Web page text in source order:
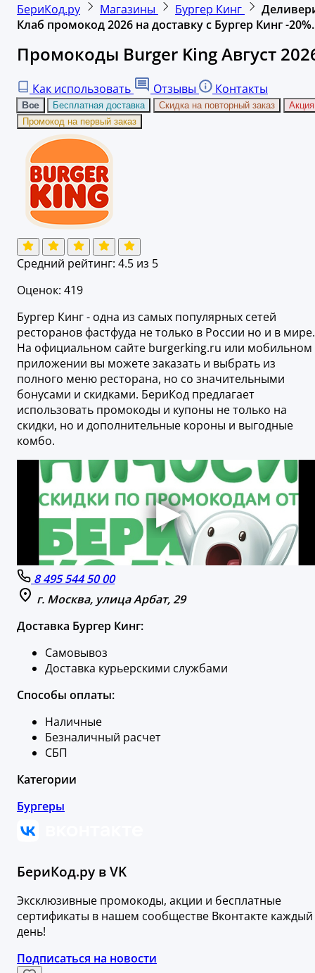
БериКод.ру
Магазины Бургер Кинг
Клаб промокод 2026 на доставку с Бургер Кинг -20%.
Промокоды Burger King Август
Как использовать Отзывы Контакты
Все Бесплатная доставка Скидка на повторный заказ
Акция
Промокод на первый заказ
Средний рейтинг: 4.5 из 5
Оценок: 419
Бургер Кинг - одна из самых популярных сетей
ресторанов фастфуда не только в России но и в мире.
На официальном сайте burgerking.ru или мобильном
приложении вы можете заказать и выбрать из
полного меню ресторана, но со значительными
бонусами и скидками. БериКод предлагает
использовать промокоды и купоны не только на
скидки, но и дополнительные короны и выгодные
комбо.
8 495 544 50 00
г. Москва, улица Арбат, 29
Доставка Бургер Кинг:
Самовывоз
Доставка курьерскими службами
Способы оплаты:
Наличные
Безналичный расчет
СБП
Категории
Бургеры
БериКод.ру в VK
Эксклюзивные промокоды, акции и бесплатные
сертификаты в нашем сообществе Вконтакте каждый
день!
Подписаться на новости